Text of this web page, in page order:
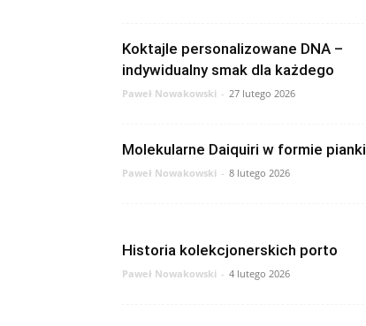
Koktajle personalizowane DNA –
indywidualny smak dla każdego
Paweł Nowakowski - 27 lutego 2026
Molekularne Daiquiri w formie pianki
Paweł Nowakowski - 8 lutego 2026
Historia kolekcjonerskich porto
Paweł Nowakowski - 4 lutego 2026